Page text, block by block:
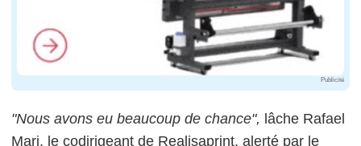
Publicité
"Nous avons eu beaucoup de chance", lâche Rafael
Mari, le codirigeant de Realisaprint, alerté par le